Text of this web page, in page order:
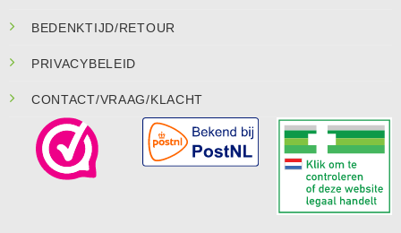
BEDENKTIJD/RETOUR
PRIVACYBELEID
CONTACT/VRAAG/KLACHT